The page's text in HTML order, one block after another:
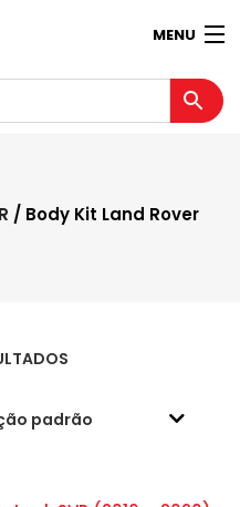
MENU
/ Body Kit Land Rover